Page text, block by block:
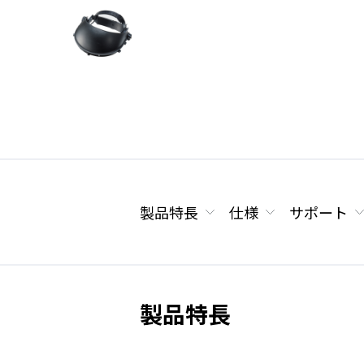
製品特長 仕様 サポート
製品特長